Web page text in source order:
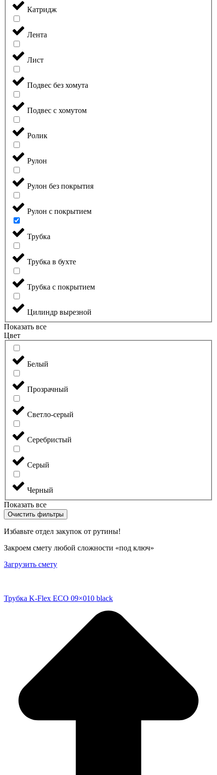
Катридж
Лента
Лист
Подвес без хомута
Подвес с хомутом
Ролик
Рулон
Рулон без покрытия
Рулон с покрытием
Трубка
Трубка в бухте
Трубка с покрытием
Цилиндр вырезной
Показать все
Цвет
Белый
Прозрачный
Светло-серый
Серебристый
Серый
Черный
Показать все
Очистить фильтры
Избавьте отдел закупок от рутины!
Закроем смету любой сложности «под ключ»
Загрузить смету
Трубка K-Flex ECO 09×010 black